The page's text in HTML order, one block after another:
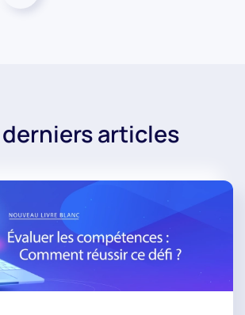
derniers articles